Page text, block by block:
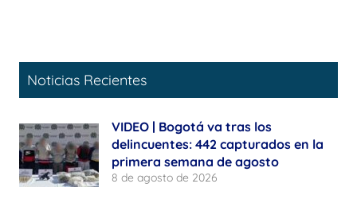
Noticias Recientes
VIDEO | Bogotá va tras los
delincuentes: 442 capturados en la
primera semana de agosto
8 de agosto de 2026